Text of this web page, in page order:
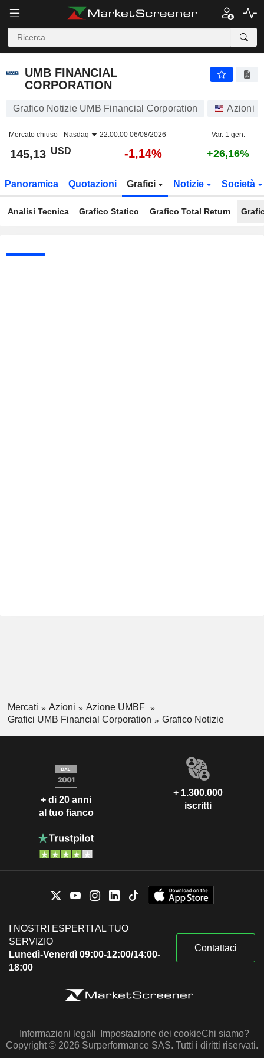
UMB FINANCIAL
CORPORATION
Grafico Notizie UMB Financial Corporation Azioni
Mercato chiuso - Nasdaq 22:00:00 06/08/2026 Var. 1 gen.
145,13 USD -1,14% +26,16%
Panoramica Quotazioni Grafici Notizie Società
Analisi Tecnica Grafico Statico Grafico Total Return
Mercati Azioni
Azione UMBF
Grafici UMB Financial Corporation
Grafico Notizie
+ di 20 anni
al tuo fianco
+ 1.300.000
iscritti
I NOSTRI ESPERTI AL TUO
SERVIZIO
Lunedì-Venerdì 09:00-12:00/14:00-
18:00
Contattaci
Informazioni legali Impostazione dei cookieChi siamo?
Copyright © 2026 Surperformance SAS. Tutti i diritti riservati.